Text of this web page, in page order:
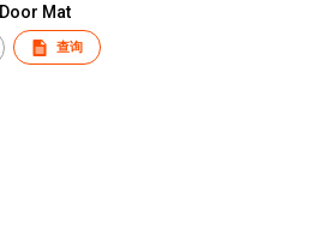
Door Mat
查询